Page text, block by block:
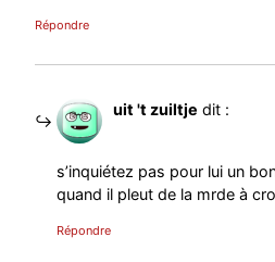
Répondre
uit 't zuiltje dit :
s’inquiétez pas pour lui un
quand il pleut de la mrde à
Répondre